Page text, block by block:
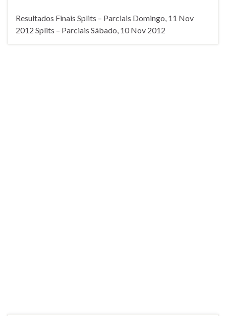
Resultados Finais Splits – Parciais Domingo, 11 Nov
2012 Splits – Parciais Sábado, 10 Nov 2012